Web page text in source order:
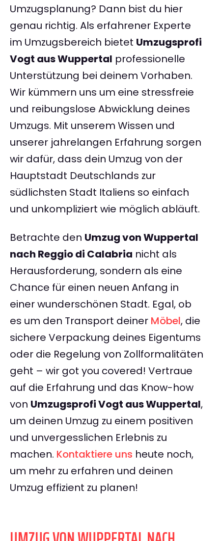
Umzugsplanung? Dann bist du hier
genau richtig. Als erfahrener Experte
im Umzugsbereich bietet Umzugsprofi
Vogt aus Wuppertal professionelle
Unterstützung bei deinem Vorhaben.
Wir kümmern uns um eine stressfreie
und reibungslose Abwicklung deines
Umzugs. Mit unserem Wissen und
unserer jahrelangen Erfahrung sorgen
wir dafür, dass dein Umzug von der
Hauptstadt Deutschlands zur
südlichsten Stadt Italiens so einfach
und unkompliziert wie möglich abläuft.
Betrachte den Umzug von Wuppertal
nach Reggio di Calabria nicht als
Herausforderung, sondern als eine
Chance für einen neuen Anfang in
einer wunderschönen Stadt. Egal, ob
es um den Transport deiner Möbel, die
sichere Verpackung deines Eigentums
oder die Regelung von Zollformalitäten
geht – wir got you covered! Vertraue
auf die Erfahrung und das Know-how
von Umzugsprofi Vogt aus Wuppertal,
um deinen Umzug zu einem positiven
und unvergesslichen Erlebnis zu
machen. Kontaktiere uns heute noch,
um mehr zu erfahren und deinen
Umzug effizient zu planen!